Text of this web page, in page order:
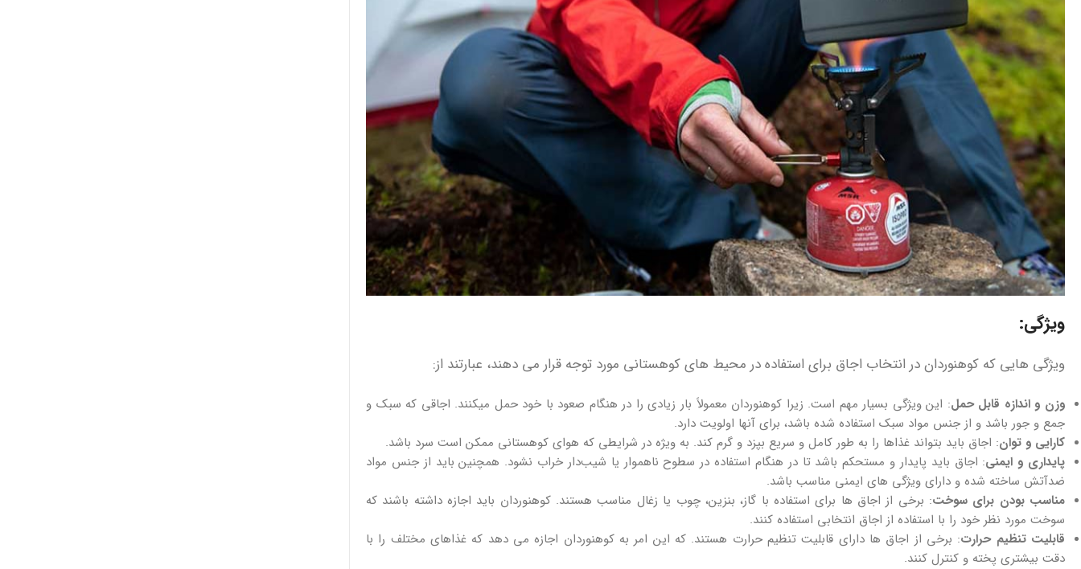
ویژگی:
ویژگی‌ هایی که کوهنوردان در انتخاب اجاق برای استفاده در محیط‌ های کوهستانی مورد توجه قرار می‌ دهند، عبارتند از:
وزن و اندازه قابل حمل: این ویژگی بسیار مهم است. زیرا کوهنوردان معمولاً بار زیادی را در هنگام صعود با خود حمل میکنند. اجاقی که سبک و
جمع و جور باشد و از جنس مواد سبک استفاده شده باشد، برای آنها اولویت دارد.
کارایی و توان: اجاق باید بتواند غذاها را به طور کامل و سریع بپزد و گرم کند. به ویژه در شرایطی که هوای کوهستانی ممکن است سرد باشد.
پایداری و ایمنی: اجاق باید پایدار و مستحکم باشد تا در هنگام استفاده در سطوح ناهموار یا شیب‌دار خراب نشود. همچنین باید از جنس مواد
ضدآتش ساخته شده و دارای ویژگی‌ های ایمنی مناسب باشد.
مناسب بودن برای سوخت: برخی از اجاق‌ ها برای استفاده با گاز، بنزین، چوب یا زغال مناسب هستند. کوهنوردان باید اجازه داشته باشند که
سوخت مورد نظر خود را با استفاده از اجاق انتخابی استفاده کنند.
قابلیت تنظیم حرارت: برخی از اجاق‌ ها دارای قابلیت تنظیم حرارت هستند. که این امر به کوهنوردان اجازه می‌ دهد که غذاهای مختلف را با
دقت بیشتری پخته و کنترل کنند.